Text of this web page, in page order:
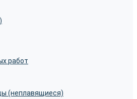
работ
(неплавящиеся)